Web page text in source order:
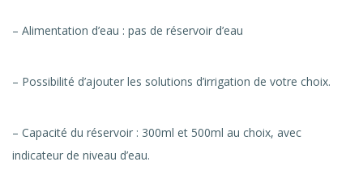
– Alimentation d’eau : pas de réservoir d’eau
– Possibilité d’ajouter les solutions d’irrigation de votre choix.
– Capacité du réservoir : 300ml et 500ml au choix, avec
indicateur de niveau d’eau.